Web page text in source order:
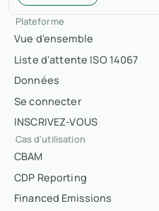
Plateforme
Vue d'ensemble
Liste d'attente ISO 14067
Données
Se connecter
INSCRIVEZ-VOUS
Cas d'utilisation
CBAM
CDP Reporting
Financed Emissions